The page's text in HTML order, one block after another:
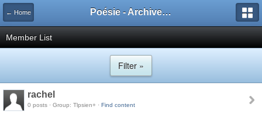
← Home Poésie - Archives de Toute La Poésie - 2005 - 2006
Member List
Filter »
rachel
0 posts · Group: Tlpsien+ · Find content